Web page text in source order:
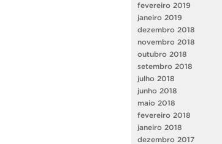
fevereiro 2019
janeiro 2019
dezembro 2018
novembro 2018
outubro 2018
setembro 2018
julho 2018
junho 2018
maio 2018
fevereiro 2018
janeiro 2018
dezembro 2017